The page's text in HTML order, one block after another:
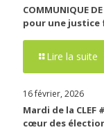
COMMUNIQUE
pour une justice
Lire la suite
16 février, 2026
Mardi de la
cœur des